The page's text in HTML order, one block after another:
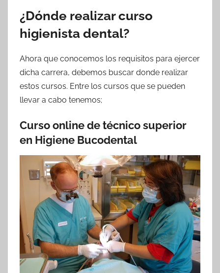
¿Dónde realizar curso
higienista dental?
Ahora que conocemos los requisitos para ejercer
dicha carrera, debemos buscar donde realizar
estos cursos. Entre los cursos que se pueden
llevar a cabo tenemos;
Curso online de técnico superior
en Higiene Bucodental